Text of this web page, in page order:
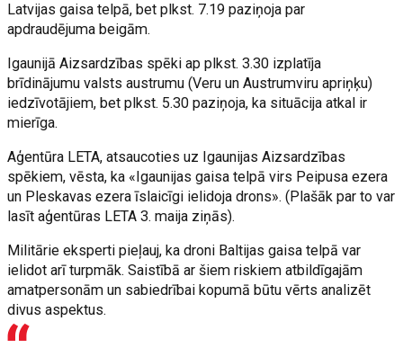
Latvijas gaisa telpā, bet plkst. 7.19 paziņoja par
apdraudējuma beigām.
Igaunijā Aizsardzības spēki ap plkst. 3.30 izplatīja
brīdinājumu valsts austrumu (Veru un Austrumviru apriņķu)
iedzīvotājiem, bet plkst. 5.30 paziņoja, ka situācija atkal ir
mierīga.
Aģentūra LETA, atsaucoties uz Igaunijas Aizsardzības
spēkiem, vēsta, ka «Igaunijas gaisa telpā virs Peipusa ezera
un Pleskavas ezera īslaicīgi ielidoja drons». (Plašāk par to var
lasīt aģentūras LETA 3. maija ziņās).
Militārie eksperti pieļauj, ka droni Baltijas gaisa telpā var
ielidot arī turpmāk. Saistībā ar šiem riskiem atbildīgajām
amatpersonām un sabiedrībai kopumā būtu vērts analizēt
divus aspektus.